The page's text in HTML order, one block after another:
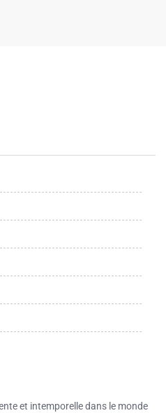
et intemporelle dans le monde